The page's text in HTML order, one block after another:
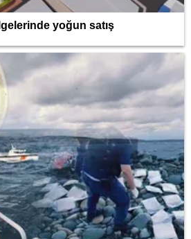
yoğun satış